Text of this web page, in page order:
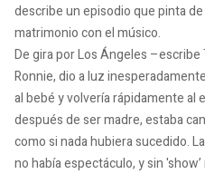
describe un episodio que pinta
matrimonio con el músico.
De gira por Los Ángeles –escribe
Ronnie, dio a luz
al bebé y volvería rápidamente al
después de ser madre, estaba
como si nada hubiera sucedido.
no había espectáculo, y sin